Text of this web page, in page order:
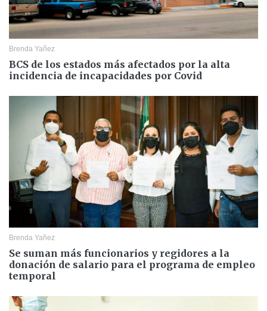
Brenda Yañez
BCS de los estados más afectados por la alta
incidencia de incapacidades por Covid
Brenda Yañez
Se suman más funcionarios y regidores a la
donación de salario para el programa de empleo
temporal